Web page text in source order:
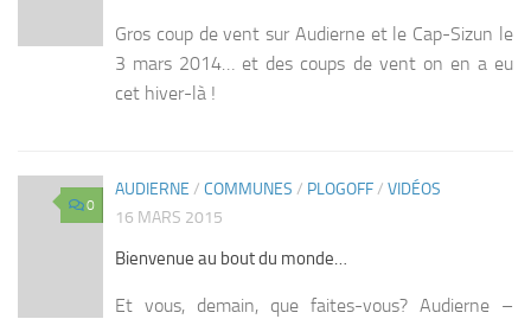
Gros coup de vent sur Audierne et le Cap-Sizun le
3 mars 2014… et des coups de vent on en a eu
cet hiver-là !
0
AUDIERNE / COMMUNES / PLOGOFF/ VIDÉOS
16 MARS 2015
Bienvenue au bout du monde…
Et vous, demain, que faites-vous? Audierne –